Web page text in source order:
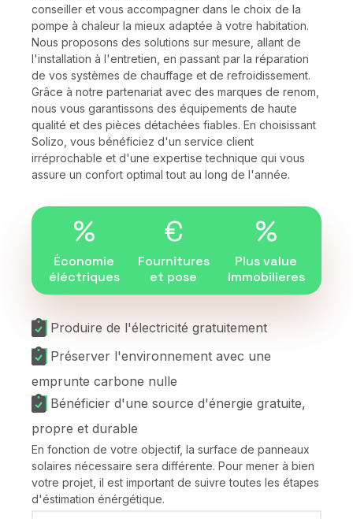
conseiller et vous accompagner dans le choix de la
pompe à chaleur la mieux adaptée à votre habitation.
Nous proposons des solutions sur mesure, allant de
l'installation à l'entretien, en passant par la réparation
de vos systèmes de chauffage et de refroidissement.
Grâce à notre partenariat avec des marques de renom,
nous vous garantissons des équipements de haute
qualité et des pièces détachées fiables. En choisissant
Solizo, vous bénéficiez d'un service client
irréprochable et d'une expertise technique qui vous
assure un confort optimal tout au long de l'année.
%
Économie
éléctriques
€
Fournitures
et pose
%
Plus value
Immobilieres
Produire de l'électricité gratuitement
Préserver l'environnement avec une
emprunte carbone nulle
Bénéficier d'une source d'énergie gratuite,
propre et durable
En fonction de votre objectif, la surface de panneaux
solaires nécessaire sera différente. Pour mener à bien
votre projet, il est important de suivre toutes les étapes
d'éstimation énérgétique.